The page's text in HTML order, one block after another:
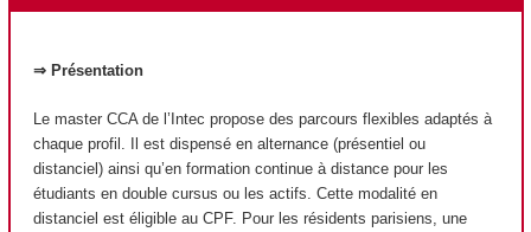
⇒ Présentation
Le master CCA de l’Intec propose des parcours flexibles adaptés à
chaque profil. Il est dispensé en alternance (présentiel ou
distanciel) ainsi qu’en formation continue à distance pour les
étudiants en double cursus ou les actifs. Cette modalité en
distanciel est éligible au CPF. Pour les résidents parisiens, une